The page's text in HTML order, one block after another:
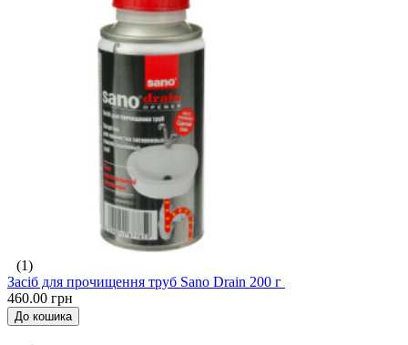
(1)
Засіб для прочищення труб Sano Drain 200 г
460.00 грн
До кошика